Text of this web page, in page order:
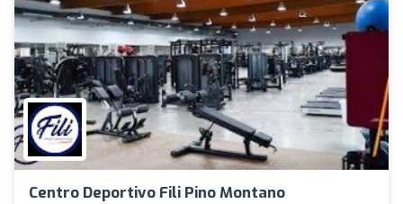
Centro Deportivo Fili Pino Montano